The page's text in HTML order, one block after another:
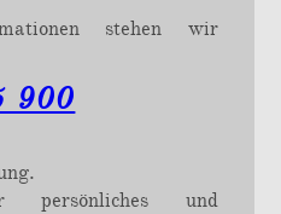
stehen wir
900
und